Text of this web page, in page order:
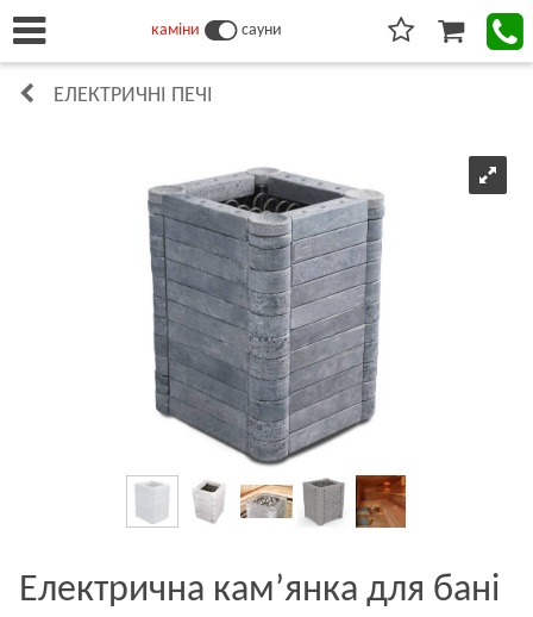
каміни сауни
ЕЛЕКТРИЧНІ ПЕЧІ
Електрична кам’янка для бані